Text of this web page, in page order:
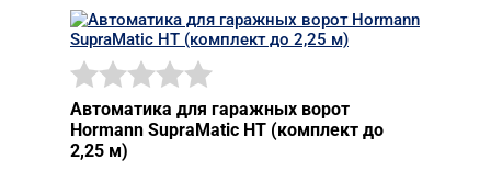
Автоматика для гаражных ворот
Hormann SupraMatic HT (комплект до
2,25 м)